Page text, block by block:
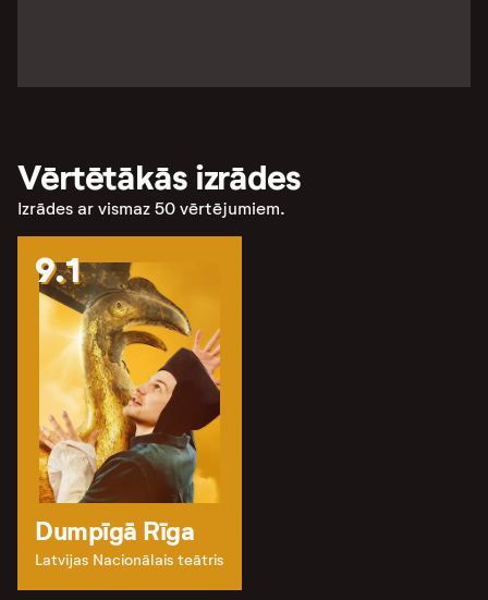
Vērtētākās izrādes
Izrādes ar vismaz 50 vērtējumiem.
9.1
Dumpīgā Rīga
Latvijas Nacionālais teātris